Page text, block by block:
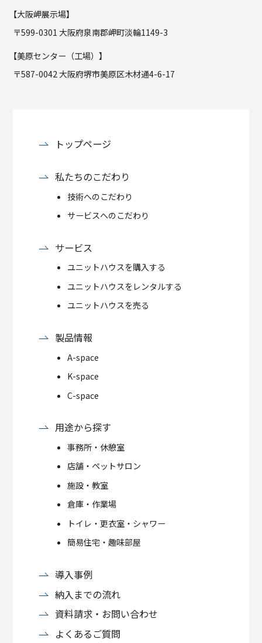
【大阪岬展示場】
〒599-0301 大阪府泉南郡岬町淡輪1149-3
【美原センター（工場）】
〒587-0042 大阪府堺市美原区木材通4-6-17
トップページ
私たちのこだわり
技術へのこだわり
サービスへのこだわり
サービス
ユニットハウスを購入する
ユニットハウスをレンタルする
ユニットハウスを売る
製品情報
A-space
K-space
C-space
用途から探す
事務所・休憩室
店舗・ペットサロン
施設・教室
倉庫・作業場
トイレ・更衣室・シャワー
簡易住宅・趣味部屋
導入事例
納入までの流れ
資料請求・お問い合わせ
よくあるご質問